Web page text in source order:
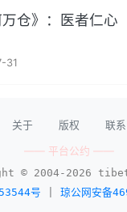
仓》：医者仁心
31
关于 版权 联系
—— 平台公约 ——
© 2004-2026
号
琼公网安备